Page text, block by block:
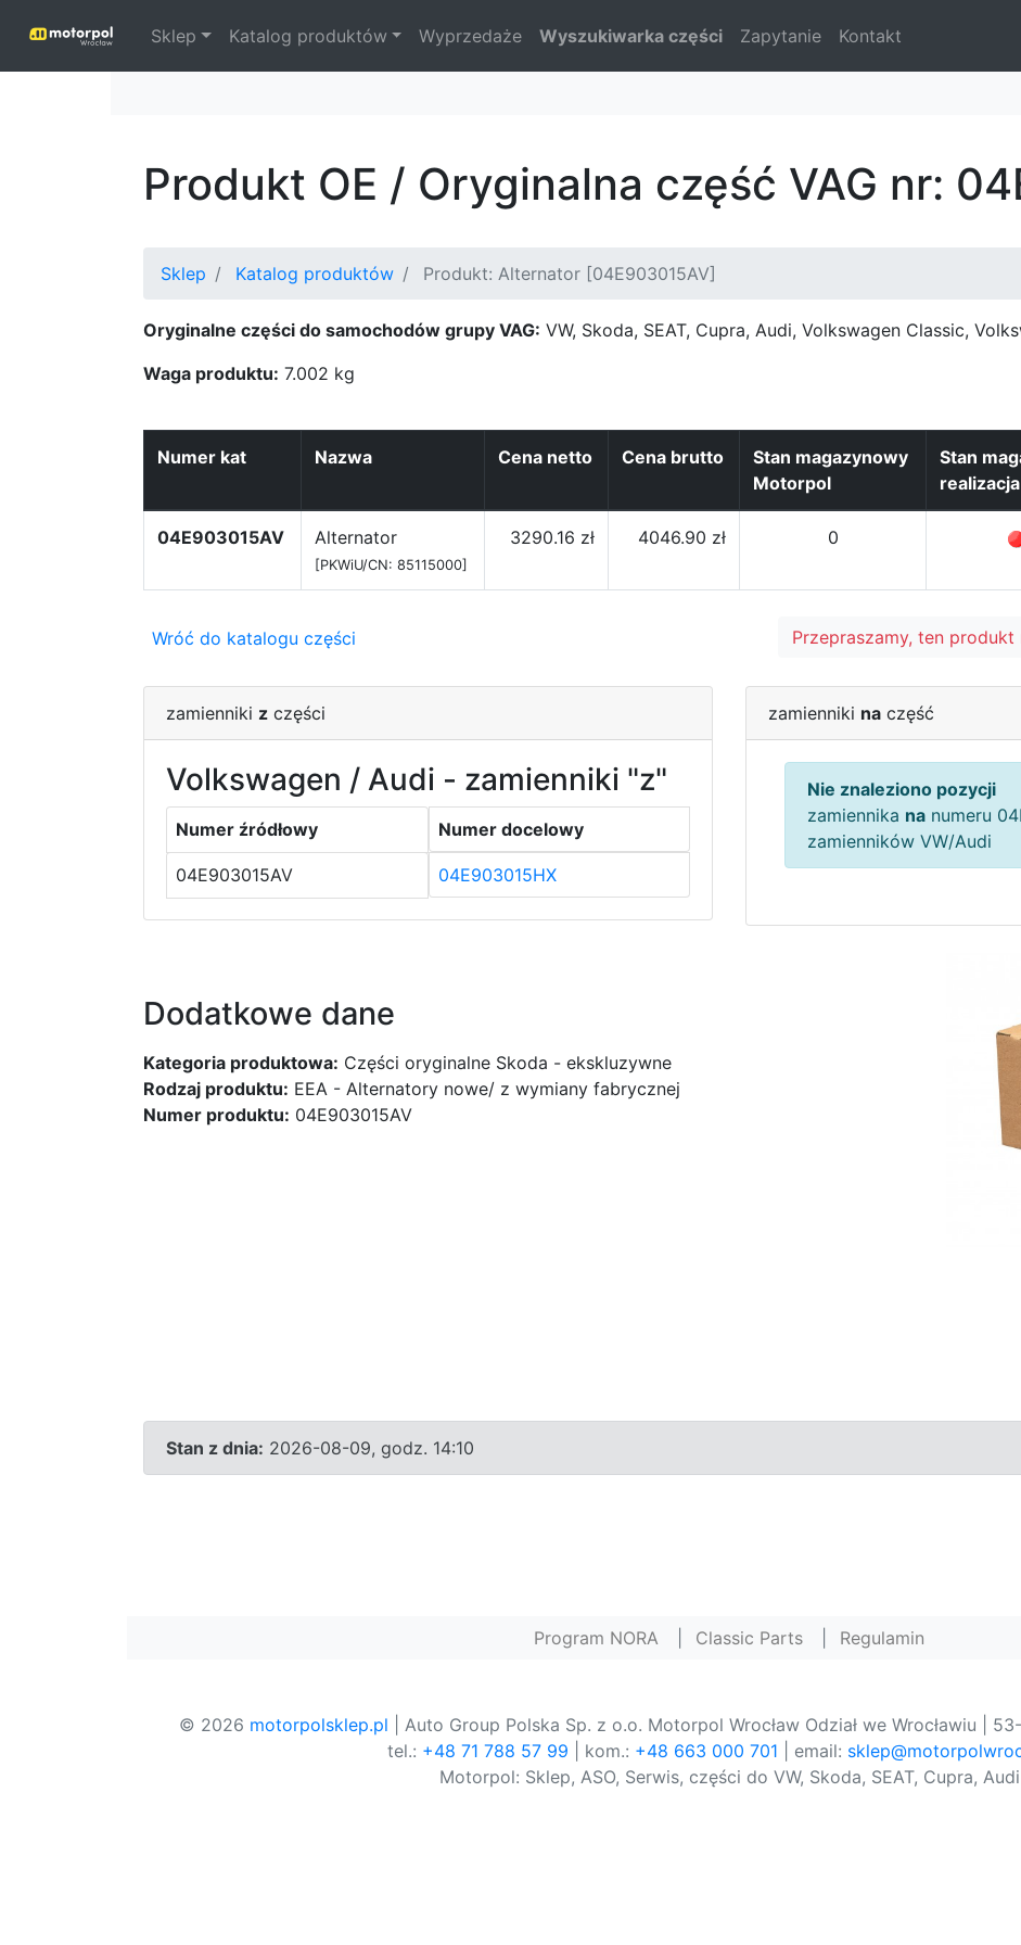
Sklep Katalog produktów Wyprzedaże Wyszukiwarka części Zapytanie Kontakt
Produkt OE / Oryginalna część VAG nr:
Sklep Katalog produktów Produkt: Alternator [04E903015AV]
Oryginalne części do samochodów grupy VAG: VW, Skoda, SEAT, Cupra, Audi, Volkswagen Classic,
Waga produktu: 7.002 kg
Numer kat Nazwa Cena netto Cena brutto
Stan magazynowy
Motorpol
Stan
04E903015AV Alternator
[PKWiU/CN: 85115000]
3290.16 zł 4046.90 zł 0
Wróć do katalogu części Przepraszamy, ten
zamienniki z części
Volkswagen / Audi - zamienniki "z"
Numer źródłowy Numer docelowy
04E903015AV 04E903015HX
zamienniki na część
Nie znaleziono pozycji
zamiennika na numeru
zamienników VW/Audi
Dodatkowe dane
Kategoria produktowa: Części oryginalne Skoda - ekskluzywne
Rodzaj produktu: EEA - Alternatory nowe/ z wymiany fabrycznej
Numer produktu: 04E903015AV
Stan z dnia: 2026-08-09, godz. 14:10
Program NORA Classic Parts Regulamin
© 2026 motorpolsklep.pl | Auto Group Polska Sp. z o.o. Motorpol Wrocław Odział we Wrocławiu |
tel.: +48 71 788 57 99 | kom.: +48 663 000 701 | email:
Motorpol: Sklep, ASO, Serwis, części do VW, Skoda, SEAT, Cupra, Audi